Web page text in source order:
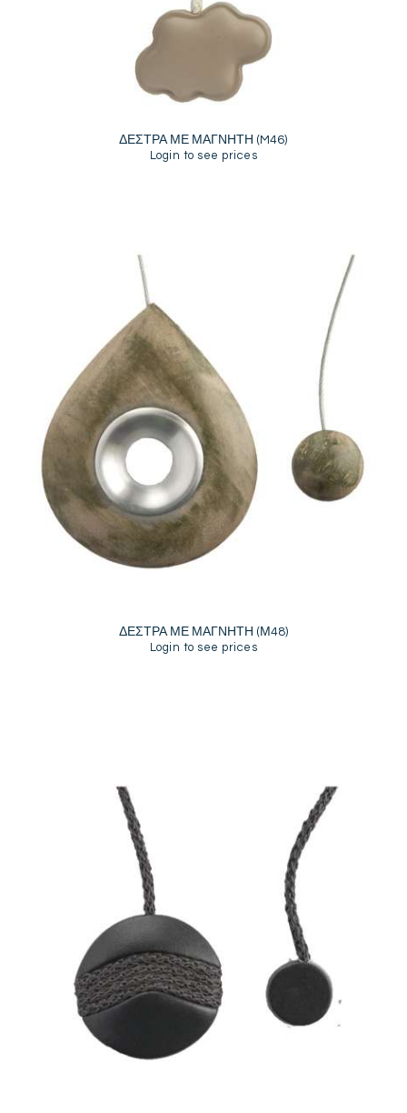
ΔΕΣΤΡΑ ΜΕ ΜΑΓΝΗΤΗ (M46)
Login to see prices
ΔΕΣΤΡΑ ΜΕ ΜΑΓΝΗΤΗ (Μ48)
Login to see prices